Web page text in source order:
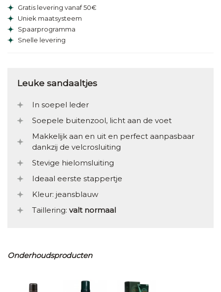
Gratis levering vanaf 50€
Uniek maatsysteem
Spaarprogramma
Snelle levering
Leuke sandaaltjes
In soepel leder
Soepele buitenzool, licht aan de voet
Makkelijk aan en uit en perfect aanpasbaar
dankzij de velcrosluiting
Stevige hielomsluiting
Ideaal eerste stappertje
Kleur: jeansblauw
Taillering: valt normaal
Onderhoudsproducten